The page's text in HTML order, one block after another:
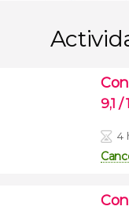
9,1 /
4